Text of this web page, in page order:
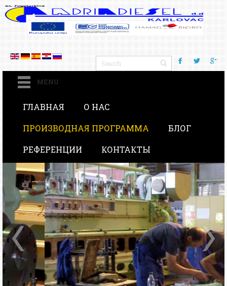
MENU
ГЛАВНАЯ
О НАС
ПРОИЗВОДНАЯ ПРОГРАММА
БЛОГ
РЕФЕРЕНЦИИ
КОНТАКТЫ